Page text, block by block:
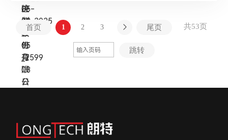
首页 1 2 3 尾页 共53页
跳转